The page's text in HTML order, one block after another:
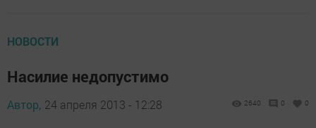
НОВОСТИ
Насилие недопустимо
Автор, 24 апреля 2013 - 12:28 2640 0 0